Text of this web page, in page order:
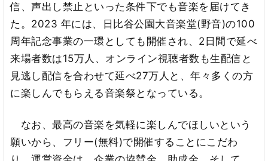
信、声出し禁止といった条件下でも音楽を届けてき
た。2023 年には、日比谷公園大音楽堂(野音)の100
周年記念事業の一環としても開催され、2日間で延べ
来場者数は15万人、オンライン視聴者数も生配信と
見逃し配信を合わせて延べ27万人と、年々多くの方
に楽しんでもらえる音楽祭となっている。
なお、最高の音楽を気軽に楽しんでほしいという
願いから、フリー(無料)で開催することにこだわ